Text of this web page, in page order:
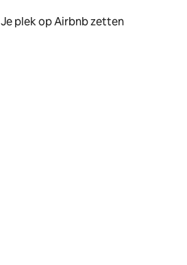
Je plek op Airbnb zetten